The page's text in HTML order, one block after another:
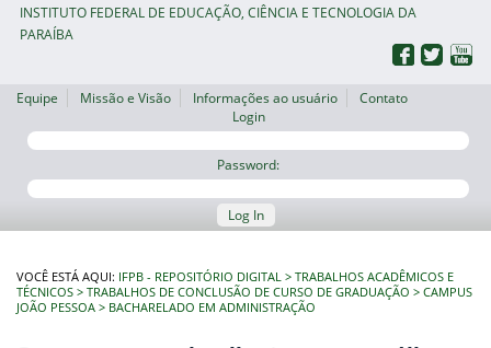
INSTITUTO FEDERAL DE EDUCAÇÃO, CIÊNCIA E TECNOLOGIA DA
PARAÍBA
Equipe Missão e Visão Informações ao usuário
Contato
Login
Password:
Log In
VOCÊ ESTÁ AQUI: IFPB - REPOSITÓRIO DIGITAL
TRABALHOS ACADÊMICOS E
TÉCNICOS
TRABALHOS DE CONCLUSÃO DE CURSO DE GRADUAÇÃO
CAMPUS
JOÃO PESSOA
BACHARELADO EM ADMINISTRAÇÃO